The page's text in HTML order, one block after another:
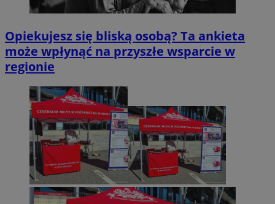
Opiekujesz się bliską osobą? Ta ankieta
może wpłynąć na przyszłe wsparcie w
regionie